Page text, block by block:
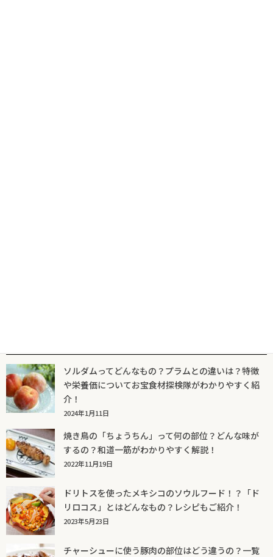
ソルダムってどんなもの？プラムとの違いは？特徴
や栄養価についてお宝食材探検隊がわかりやすく紹
介！
2024年1月11日
焼き鳥の「ちょうちん」って何の部位？どんな味が
するの？和道一筋がわかりやすく解説！
2022年11月19日
ドリトスを使ったメキシコのソウルフード！？「ド
リロコス」とはどんなもの？レシピもご紹介！
2023年5月23日
チャーシューに使う豚肉の部位はどう違うの？一覧